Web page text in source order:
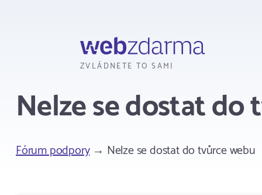
ZVLÁDNETE TO SAMI
Nelze se dostat do
Fórum podpory→ Nelze se dostat do tvůrce webu